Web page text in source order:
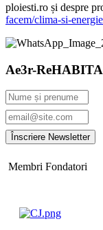
ploiesti.ro și despre
facem/clima-si-
Ae3r-
Membri Fondatori